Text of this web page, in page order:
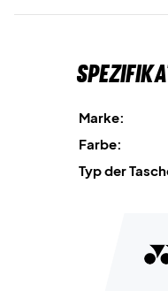
Die Tasche hat sogar
in den größeren
Sie Ihre Bälle
Rucksack getragen
Marke:
Farbe:
Typ der